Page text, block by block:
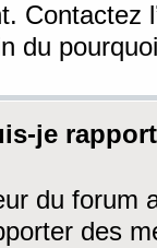
Contactez
du
je
du forum
des